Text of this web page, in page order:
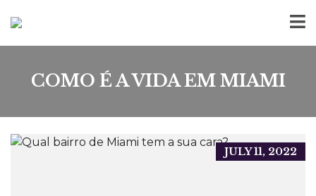
COMO É A VIDA EM MIAMI
JULY 11, 2022